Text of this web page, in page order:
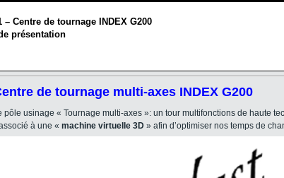
– Centre de tournage INDEX G200
présentation
de tournage multi-axes INDEX G200
pôle usinage « Tournage multi-axes »: un tour multifonctions de haute
à une « machine virtuelle 3D» afin d’optimiser nos temps de